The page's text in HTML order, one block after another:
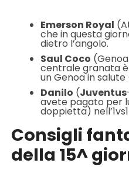
Emerson Royal
che in questa
dietro l’angolo.
Saul Coco
centrale granata
un Genoa in
Danilo (Juventus
avete pagato per
doppietta)
Consigli
della 15^